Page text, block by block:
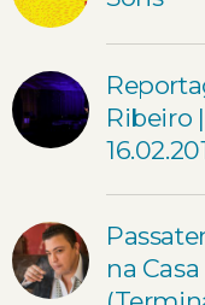
Ribeiro
na